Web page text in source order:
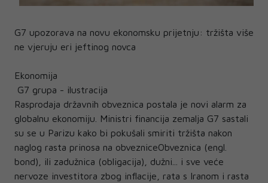
G7 upozorava na novu ekonomsku prijetnju: tržišta više
ne vjeruju eri jeftinog novca
Ekonomija
G7 grupa - ilustracija
Rasprodaja državnih obveznica postala je novi alarm za
globalnu ekonomiju. Ministri financija zemalja G7 sastali
su se u Parizu kako bi pokušali smiriti tržišta nakon
naglog rasta prinosa na obvezniceObveznica (engl.
bond), ili zadužnica (obligacija), dužni... i sve veće
nervoze investitora zbog inflacije, rata s Iranom i rasta